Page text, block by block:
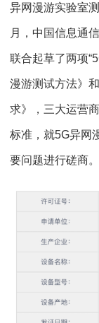
异网漫游实验室
月，中国信息通
联合起草了两项
漫游测试方法》
求》，三大运营
标准，就5G异网
要问题进行磋商。